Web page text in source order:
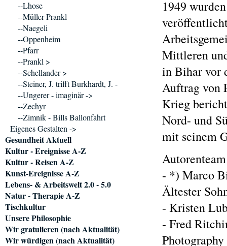
1949
Mittleren
in Bihar vor
Auftrag von
Krieg
Nord- und
mit seinem
Autorenteam
- *) Marco
Ältester
- Kristen
- Fred
--Lhose
--Müller Prankl
--Naegeli
--Oppenheim
--Pfarr
--Prankl >
--Schellander >
--Steiner, J. trifft Burkhardt, J. -
--Ungerer - imaginär ->
--Zechyr
--Zimnik - Bills Ballonfahrt
Eigenes Gestalten ->
Gesundheit Aktuell
Kultur - Ereignisse A-Z
Kultur - Reisen A-Z
Kunst-Ereignisse A-Z
Lebens- & Arbeitswelt 2.0 - 5.0
Natur - Therapie A-Z
Tischkultur
Unsere Philosophie
Wir gratulieren (nach Aktualität)
Wir würdigen (nach Aktualität)